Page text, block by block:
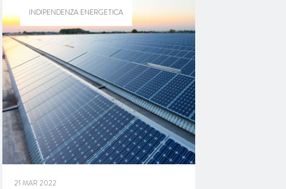
INDIPENDENZA ENERGETICA
21 MAR 2022